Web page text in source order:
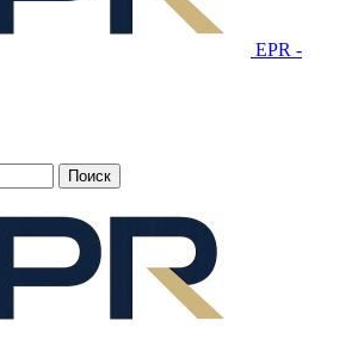
EPR -